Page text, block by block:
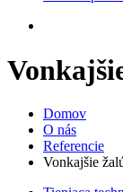
Domov
O nás
Referencie
Vonkajšie